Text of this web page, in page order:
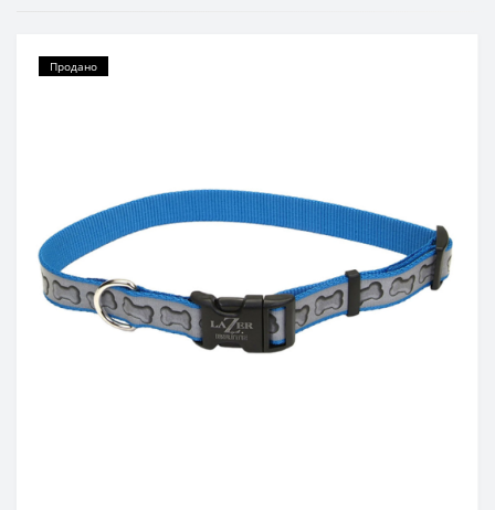
Продано